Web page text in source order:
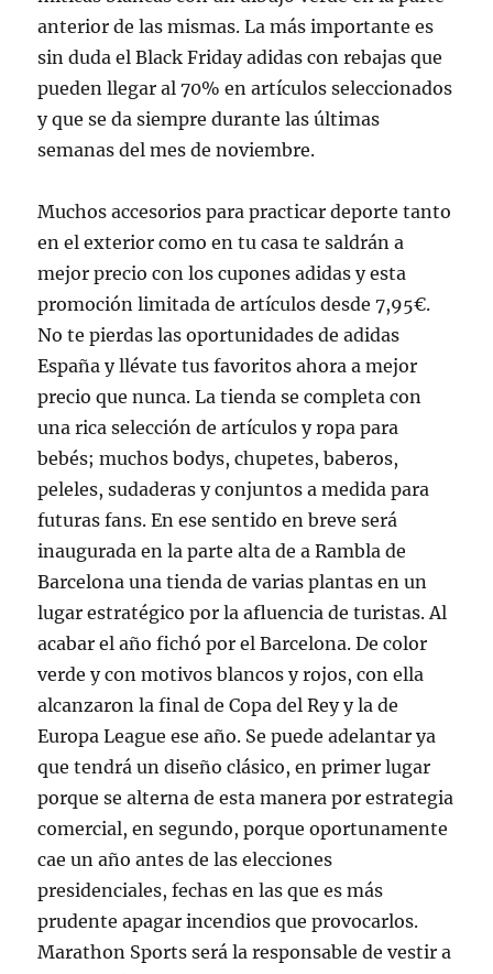
anterior de las mismas. La más importante es
sin duda el Black Friday adidas con rebajas que
pueden llegar al 70% en artículos seleccionados
y que se da siempre durante las últimas
semanas del mes de noviembre.
Muchos accesorios para practicar deporte tanto
en el exterior como en tu casa te saldrán a
mejor precio con los cupones adidas y esta
promoción limitada de artículos desde 7,95€.
No te pierdas las oportunidades de adidas
España y llévate tus favoritos ahora a mejor
precio que nunca. La tienda se completa con
una rica selección de artículos y ropa para
bebés; muchos bodys, chupetes, baberos,
peleles, sudaderas y conjuntos a medida para
futuras fans. En ese sentido en breve será
inaugurada en la parte alta de a Rambla de
Barcelona una tienda de varias plantas en un
lugar estratégico por la afluencia de turistas. Al
acabar el año fichó por el Barcelona. De color
verde y con motivos blancos y rojos, con ella
alcanzaron la final de Copa del Rey y la de
Europa League ese año. Se puede adelantar ya
que tendrá un diseño clásico, en primer lugar
porque se alterna de esta manera por estrategia
comercial, en segundo, porque oportunamente
cae un año antes de las elecciones
presidenciales, fechas en las que es más
prudente apagar incendios que provocarlos.
Marathon Sports será la responsable de vestir a